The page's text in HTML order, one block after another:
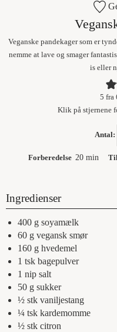
Veganske pandekager som er
nemme at lave og smager
is eller
5 fra
Klik på stjernene
Antal:
Forberedelse 20 min
Ingredienser
400 g soyamælk
60 g vegansk smør
160 g hvedemel
1 tsk bagepulver
1 nip salt
50 g sukker
½ stk vaniljestang
¼ tsk kardemomme
½ stk citron